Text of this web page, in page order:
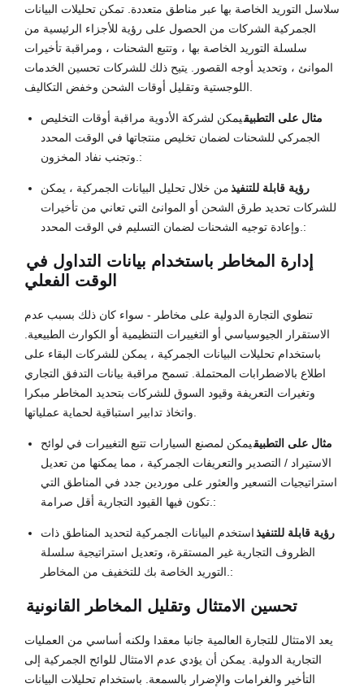
سلاسل التوريد الخاصة بها عبر مناطق متعددة. تمكن تحليلات البيانات
الجمركية الشركات من الحصول على رؤية للأجزاء الرئيسية من
سلسلة التوريد الخاصة بها ، وتتبع الشحنات ، ومراقبة تأخيرات
الموانئ ، وتحديد أوجه القصور. يتيح ذلك للشركات تحسين الخدمات
اللوجستية وتقليل أوقات الشحن وخفض التكاليف.
مثال على التطبيقيمكن لشركة الأدوية مراقبة أوقات التخليص
الجمركي للشحنات لضمان تخليص منتجاتها في الوقت المحدد
وتجنب نفاد المخزون.:
رؤية قابلة للتنفيذمن خلال تحليل البيانات الجمركية ، يمكن
للشركات تحديد طرق الشحن أو الموانئ التي تعاني من تأخيرات
وإعادة توجيه الشحنات لضمان التسليم في الوقت المحدد.:
إدارة المخاطر باستخدام بيانات التداول في
الوقت الفعلي
تنطوي التجارة الدولية على مخاطر - سواء كان ذلك بسبب عدم
الاستقرار الجيوسياسي أو التغييرات التنظيمية أو الكوارث الطبيعية.
باستخدام تحليلات البيانات الجمركية ، يمكن للشركات البقاء على
اطلاع بالاضطرابات المحتملة. تسمح مراقبة بيانات التدفق التجاري
وتغيرات التعريفة وقيود السوق للشركات بتحديد المخاطر مبكرا
واتخاذ تدابير استباقية لحماية عملياتها.
مثال على التطبيقيمكن لمصنع السيارات تتبع التغييرات في لوائح
الاستيراد / التصدير والتعريفات الجمركية ، مما يمكنها من تعديل
استراتيجيات التسعير والعثور على موردين جدد في المناطق التي
تكون فيها القيود التجارية أقل صرامة.:
رؤية قابلة للتنفيذاستخدم البيانات الجمركية لتحديد المناطق ذات
الظروف التجارية غير المستقرة، وتعديل استراتيجية سلسلة
التوريد الخاصة بك للتخفيف من المخاطر.:
تحسين الامتثال وتقليل المخاطر القانونية
يعد الامتثال للتجارة العالمية جانبا معقدا ولكنه أساسي من العمليات
التجارية الدولية. يمكن أن يؤدي عدم الامتثال للوائح الجمركية إلى
التأخير والغرامات والإضرار بالسمعة. باستخدام تحليلات البيانات